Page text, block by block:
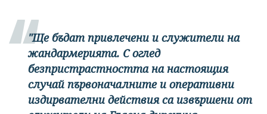
"Ще бъдат привлечени и служители на
жандармерията. С оглед
безпристрастността на настоящия
случай първоначалните и оперативни
издирвателни действия са извършени от